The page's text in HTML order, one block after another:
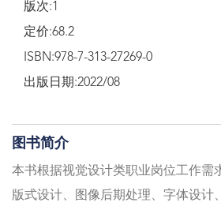
版次:1
定价:68.2
ISBN:978-7-313-27269-0
出版日期:2022/08
图书简介
本书根据视觉设计类职业岗位工作需
版式设计、图像后期处理、字体设计